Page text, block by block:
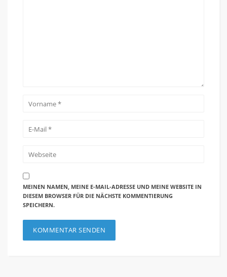
MEINEN NAMEN, MEINE E-MAIL-ADRESSE UND MEINE WEBSITE IN
DIESEM BROWSER FÜR DIE NÄCHSTE KOMMENTIERUNG
SPEICHERN.